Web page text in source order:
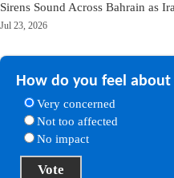
Sirens Sound Across Bahrain as
Jul 23, 2026
How do you feel
Very concerned
Not too affected
No impact